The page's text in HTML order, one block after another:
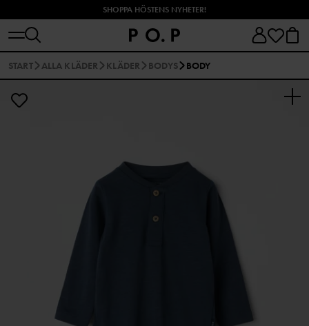
SHOPPA HÖSTENS NYHETER!
START ALLA KLÄDER KLÄDER BODYS BODY